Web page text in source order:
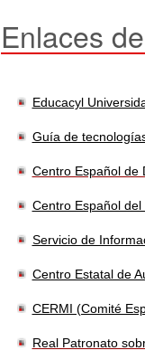
Enlaces
Educacyl
Guía de
Centro Español de
Centro Español
Servicio de
Centro Estatal de
CERMI (Comité
Real Patronato